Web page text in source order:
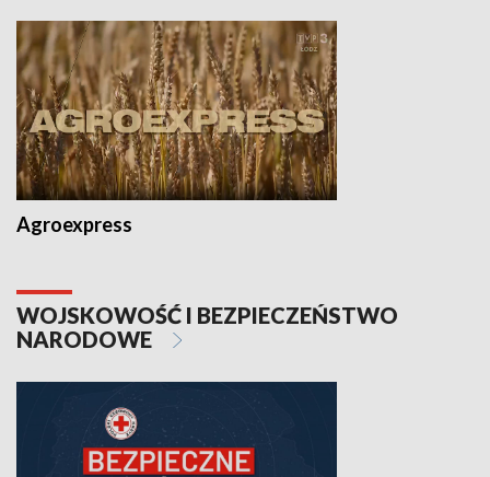
Agroexpress
WOJSKOWOŚĆ I BEZPIECZEŃSTWO
NARODOWE